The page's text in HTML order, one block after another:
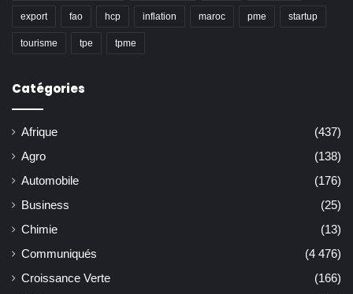
export fao hcp inflation maroc pme startup
tourisme tpe tpme
Catégories
Afrique
(437)
Agro
(138)
Automobile
(176)
Business
(25)
Chimie
(13)
Communiqués
(4 476)
Croissance Verte
(166)